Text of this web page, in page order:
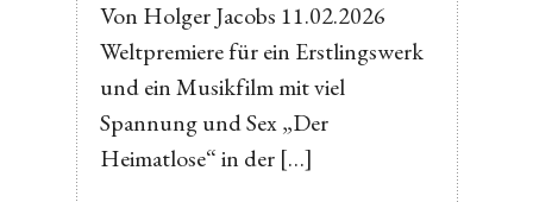
Von Holger Jacobs 11.02.2026
Weltpremiere für ein Erstlingswerk
und ein Musikfilm mit viel
Spannung und Sex „Der
Heimatlose“ in der […]